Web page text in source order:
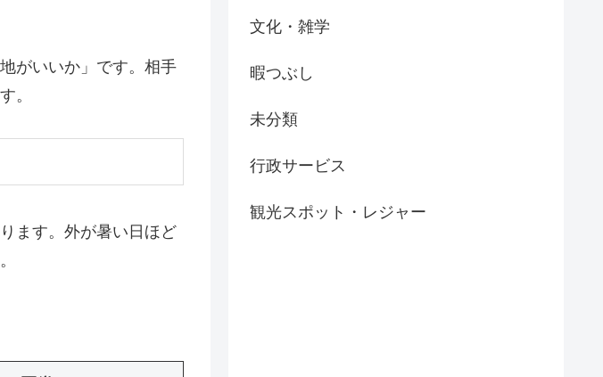
がいいか」です。相手
。
ます。外が暑い日ほど
文化・雑学
暇つぶし
未分類
行政サービス
観光スポット・レジャー